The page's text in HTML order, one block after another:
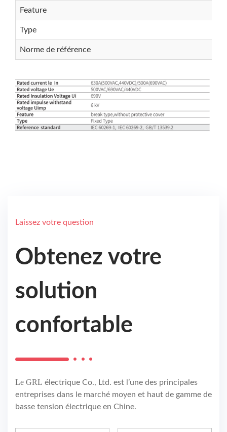
Feature
Type
Norme de référence
Laissez votre question
Obtenez votre
solution
confortable
Le GRL électrique Co., Ltd. est l’une des principales
entreprises dans le marché moyen et haut de gamme de
basse tension électrique en Chine.